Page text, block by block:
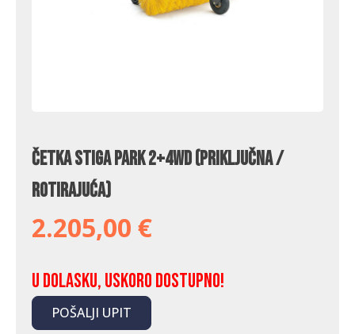
Četka Stiga Park 2+4WD (priključna /
rotirajuća)
2.205,00 €
U dolasku, uskoro dostupno!
POŠALJI UPIT